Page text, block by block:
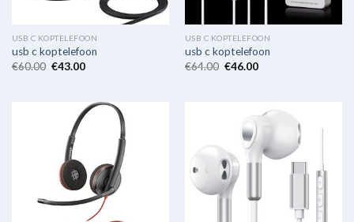
USB C KOPTELEFOON
usb c koptelefoon
€60.00 €43.00
USB C KOPTELEFOON
usb c koptelefoon
€64.00 €46.00